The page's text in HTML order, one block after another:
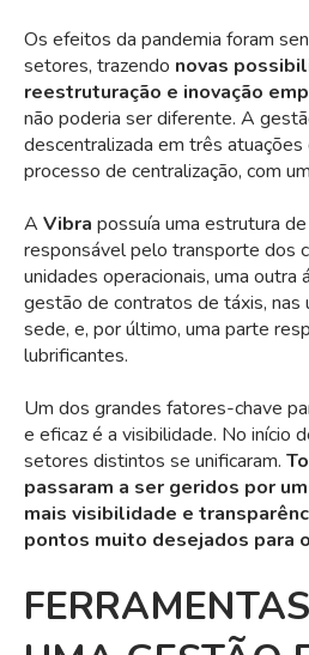
Os efeitos da pandemia foram
setores, trazendo novas
reestruturação e inovação
não poderia ser diferente. A
descentralizada em três
processo de centralização, com
A Vibra possuía uma estrutura
responsável pelo transporte dos
unidades operacionais, uma outra
gestão de contratos de táxis, nas
sede, e, por último, uma parte
lubrificantes.
Um dos grandes fatores-chave
e eficaz é a visibilidade. No início
setores distintos se unificaram.
passaram a ser geridos por
mais visibilidade e
pontos muito desejados para